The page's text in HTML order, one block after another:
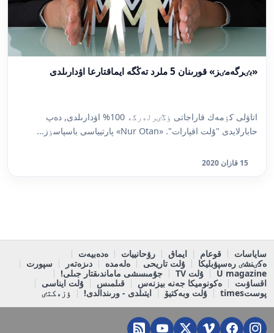
«بٸرگەمٸز» قورىنان 5 ملرد تەڭگە ايماقتارعا اۋدارىلدى
اتاۋلى كٶمەك قاراجاتى ٶڭٸرلەرگە 100% اۋدارىلدى, دەپ
حابارلايدى "ۇلت اقپارات". «Nur Otan» پارتيياسى باسپاسٶز...
15 قازان 2020
ساياسات قوعام ايماق رۋحانييات
ەدەبيەت
ەكٸنشٸ رەسپۋبليكا
ۇلت تاريحى ەلەمدە دىزەتەر
سپورت
U magazine
ۇلت TV
جۇمىسشى ماماندىقتار جىلى!
اقساۋىت
ەكونوميكا جەنە بيزنەس قىلمىس
ۇلت ايناسى
پوستtimes
ۇلت وبەكتيۆ ايتىلدى - ورىندالدى! ٶزەكتٸ